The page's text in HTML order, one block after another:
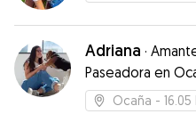
Adriana ·
Paseadora en
Ocaña - 16.05